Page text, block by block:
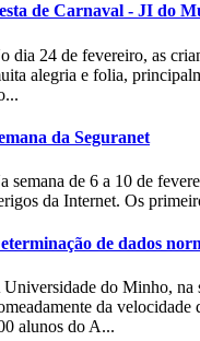
de Carnaval - JI do
dia 24 de fevereiro, as
alegria e folia,
da Seguranet
semana de 6 a 10 de
da Internet. Os
de dados
Universidade do Minho, na
da
alunos do A...